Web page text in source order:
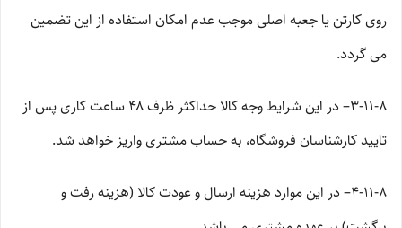
روی کارتن یا جعبه اصلی موجب عدم امکان استفاده از این تضمین
می گردد.
۳-۱۱-۸– در این شرایط وجه کالا حداکثر ظرف ۴۸ ساعت کاری پس از
تایید کارشناسان فروشگاه، به حساب مشتری واریز خواهد شد.
۴-۱۱-۸– در این موارد هزینه ارسال و عودت کالا (هزینه رفت و